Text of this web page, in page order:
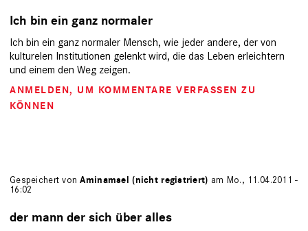
Ich bin ein ganz normaler
Ich bin ein ganz normaler Mensch, wie jeder andere, der von
kulturelen Institutionen gelenkt wird, die das Leben erleichtern
und einem den Weg zeigen.
ANMELDEN, UM KOMMENTARE VERFASSEN ZU
KÖNNEN
Gespeichert vonAminamsel (nicht registriert) am Mo., 11.04.2011 -
16:02
der mann der sich über alles